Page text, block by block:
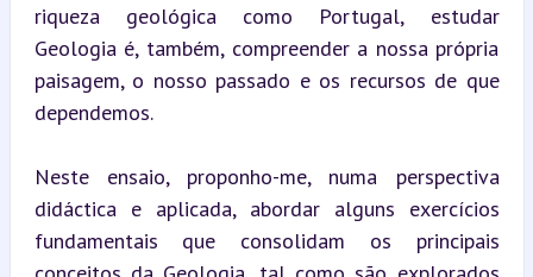
riqueza geológica como Portugal, estudar
Geologia é, também, compreender a nossa própria
paisagem, o nosso passado e os recursos de que
dependemos.
Neste ensaio, proponho-me, numa perspectiva
didáctica e aplicada, abordar alguns exercícios
fundamentais que consolidam os principais